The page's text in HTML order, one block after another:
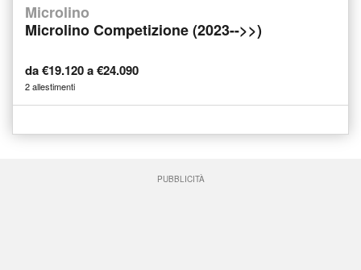
Microlino
Microlino Competizione (2023-->>)
da €19.120 a €24.090
2 allestimenti
PUBBLICITÀ